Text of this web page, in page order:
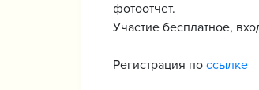
фотоотчет.
Участие бесплатное,
Регистрация по ссылке